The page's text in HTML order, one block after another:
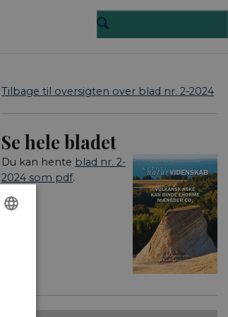
Tilbage til oversigten over blad nr. 2-2024
Se hele bladet
Du kan hente blad nr. 2-
2024 som pdf.